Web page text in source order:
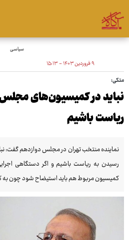
سیاسی
۹ فروردین ۱۴۰۳ - ۱۵:۱۳
متکی:
نباید در کمیسیون‌های
ریاست باشیم
نماینده منتخب تهران در مجلس دوازدهم گفت:
رسیدن به ریاست باشیم و اگر دستگاهی
کمیسیون مربوط هم باید استیضاح شود چون به